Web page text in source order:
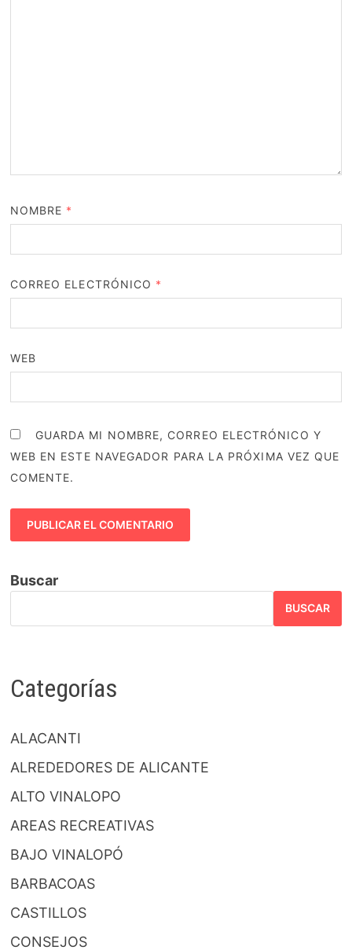
NOMBRE *
CORREO ELECTRÓNICO *
WEB
GUARDA MI NOMBRE, CORREO ELECTRÓNICO Y
WEB EN ESTE NAVEGADOR PARA LA PRÓXIMA VEZ QUE
COMENTE.
Buscar
BUSCAR
Categorías
ALACANTI
ALREDEDORES DE ALICANTE
ALTO VINALOPO
AREAS RECREATIVAS
BAJO VINALOPÓ
BARBACOAS
CASTILLOS
CONSEJOS